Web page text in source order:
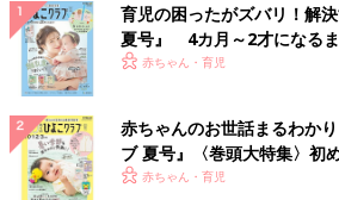
育児の困ったがズバリ！解
夏号』 4カ月～2才になる
いっぱい！
赤ちゃん・育児
赤ちゃんのお世話まるわか
ブ 夏号』〈巻頭大特集〉初
く！ おっぱい・ミルクの基
赤ちゃん・育児